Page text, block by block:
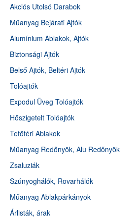
Akciós Utolsó Darabok
Műanyag Bejárati Ajtók
Alumínium Ablakok, Ajtók
Biztonsági Ajtók
Belső Ajtók, Beltéri Ajtók
Tolóajtók
Expodul Üveg Tolóajtók
Hőszigetelt Tolóajtók
Tetőtéri Ablakok
Műanyag Redőnyök, Alu Redőnyök
Zsaluziák
Szúnyoghálók, Rovarhálók
Műanyag Ablakpárkányok
Árlisták, árak